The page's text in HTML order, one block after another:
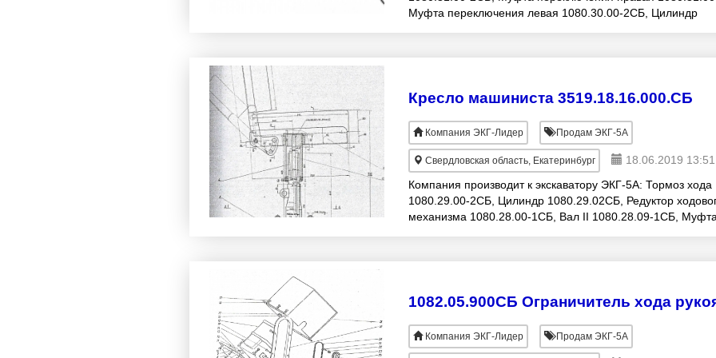
Муфта переключения левая 1080.30.00-2СБ, Цилиндр
Кресло машиниста 3519.18.16.000.СБ
Компания ЭКГ-Лидер Продам ЭКГ-5А
Свердловская область, Екатеринбург
18.06.2019 13:51
Компания производит к экскаватору ЭКГ-5А: Тормоз хода
1080.29.00-2СБ, Цилиндр 1080.29.02СБ, Редуктор
механизма 1080.28.00-1СБ, Вал ΙΙ 1080.28.09-1СБ, Муфта
Компания ЭКГ-Лидер Продам ЭКГ-5А